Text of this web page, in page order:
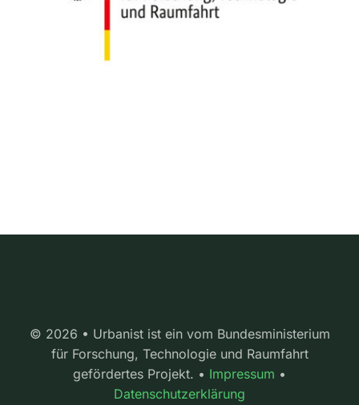
© 2026 • Urbanist ist ein vom Bundesministerium
für Forschung, Technologie und Raumfahrt
gefördertes Projekt. • Impressum •
Datenschutzerklärung